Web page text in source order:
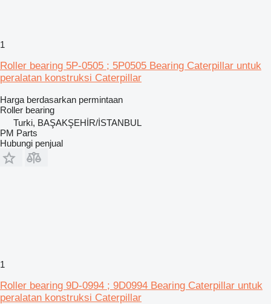
1
Roller bearing 5P-0505 ; 5P0505 Bearing Caterpillar untuk
peralatan konstruksi Caterpillar
Harga berdasarkan permintaan
Roller bearing
Turki, BAŞAKŞEHİR/İSTANBUL
PM Parts
Hubungi penjual
1
Roller bearing 9D-0994 ; 9D0994 Bearing Caterpillar untuk
peralatan konstruksi Caterpillar